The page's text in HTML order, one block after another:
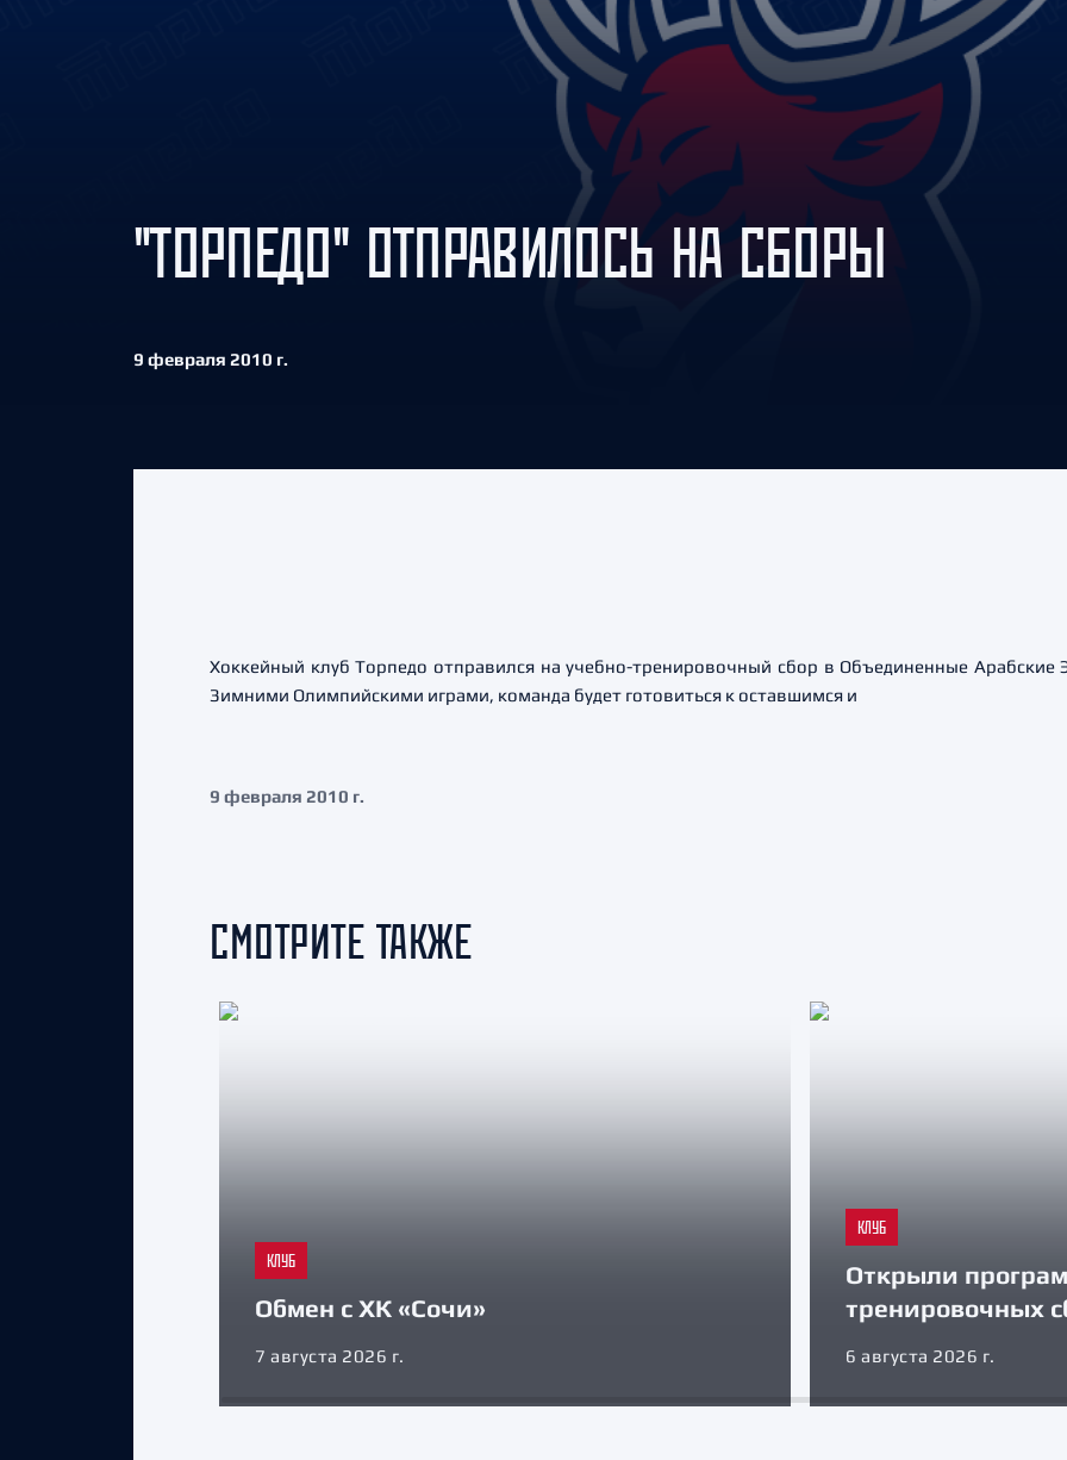
Амур
Барыс
Салават Юлаев
Сибирь
"ТОРПЕДО" ОТПРАВИЛОСЬ НА СБОРЫ
9 февраля 2010 г.
Хоккейный клуб Торпедо отправился на учебно-тренировочный сбор в Объединенные
Зимними Олимпийскими играми, команда будет готовиться к оставшимся и
9 февраля 2010 г.
СМОТРИТЕ ТАКЖЕ
КЛУБ
Обмен с ХК «Сочи»
7 августа 2026 г.
КЛУБ
Открыли
тренировочных
6 августа 2026 г.